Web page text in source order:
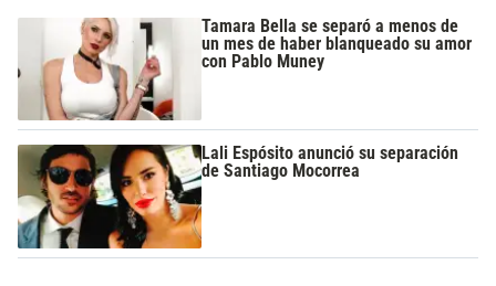
Tamara Bella se separó a menos de
un mes de haber blanqueado su amor
con Pablo Muney
Lali Espósito anunció su separación
de Santiago Mocorrea